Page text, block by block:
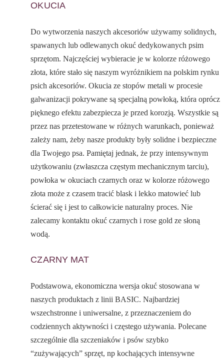
OKUCIA
Do wytworzenia naszych akcesoriów używamy solidnych,
spawanych lub odlewanych okuć dedykowanych psim
sprzętom. Najczęściej wybieracie je w kolorze różowego
złota, które stało się naszym wyróżnikiem na polskim rynku
psich akcesoriów. Okucia ze stopów metali w procesie
galwanizacji pokrywane są specjalną powłoką, która oprócz
pięknego efektu zabezpiecza je przed korozją. Wszystkie są
przez nas przetestowane w różnych warunkach, ponieważ
zależy nam, żeby nasze produkty były solidne i bezpieczne
dla Twojego psa. Pamiętaj jednak, że przy intensywnym
użytkowaniu (zwłaszcza częstym mechanicznym tarciu),
powłoka w okuciach czarnych oraz w kolorze różowego
złota może z czasem tracić blask i lekko matowieć lub
ścierać się i jest to całkowicie naturalny proces. Nie
zalecamy kontaktu okuć czarnych i rose gold ze słoną
wodą.
CZARNY MAT
Podstawowa, ekonomiczna wersja okuć stosowana w
naszych produktach z linii BASIC. Najbardziej
wszechstronne i uniwersalne, z przeznaczeniem do
codziennych aktywności i częstego używania. Polecane
szczególnie dla szczeniaków i psów szybko
“zużywających” sprzęt, np kochających intensywne